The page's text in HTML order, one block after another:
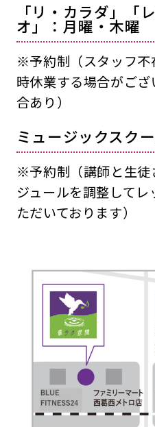
「リ・カラダ」「
オ」：月曜・木曜
※予約制（スタッフ不
時休業する場合がご
合あり）
ミュージックスク
※予約制（講師と生徒
ジュールを調整して
ただいております）